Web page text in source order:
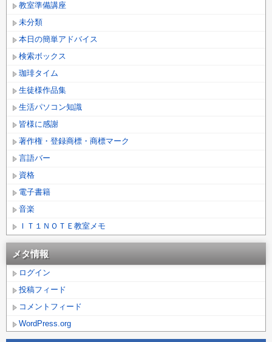
教室準備講座
未分類
本日の簡単アドバイス
検索ボックス
珈琲タイム
生徒様作品集
生活パソコン知識
皆様に感謝
著作権・登録商標・商標マーク
言語バー
資格
電子書籍
音楽
ＩＴ１ＮＯＴＥ教室メモ
メタ情報
ログイン
投稿フィード
コメントフィード
WordPress.org